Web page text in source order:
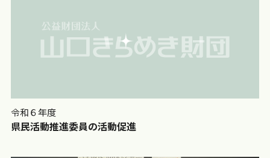
県民活動推進委員の活動促進
令和６年度